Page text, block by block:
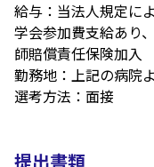
給与：当法人規定に
学会参加費支給あり
師賠償責任保険加入
勤務地：上記の病院
選考方法：面接
提出書類